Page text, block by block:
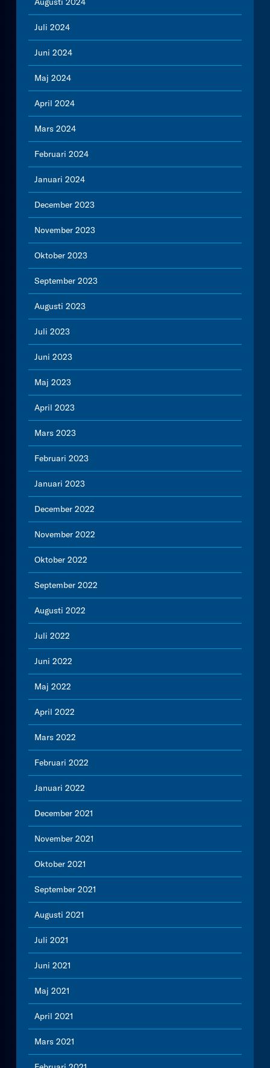
Juli 2024
Juni 2024
Maj 2024
April 2024
Mars 2024
Februari 2024
Januari 2024
December 2023
November 2023
Oktober 2023
September 2023
Augusti 2023
Juli 2023
Juni 2023
Maj 2023
April 2023
Mars 2023
Februari 2023
Januari 2023
December 2022
November 2022
Oktober 2022
September 2022
Augusti 2022
Juli 2022
Juni 2022
Maj 2022
April 2022
Mars 2022
Februari 2022
Januari 2022
December 2021
November 2021
Oktober 2021
September 2021
Augusti 2021
Juli 2021
Juni 2021
Maj 2021
April 2021
Mars 2021